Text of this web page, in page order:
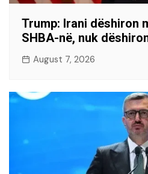
Trump: Irani dëshiron
SHBA-në, nuk
August 7, 2026